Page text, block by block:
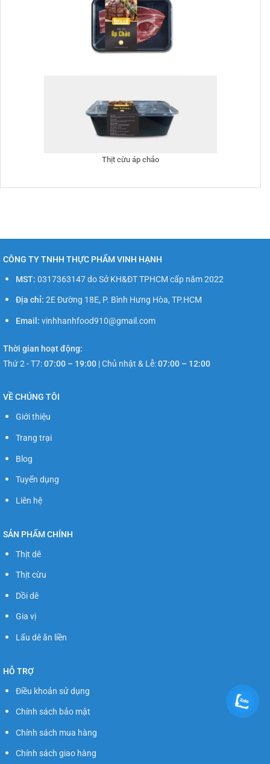
Thịt cừu áp chảo
CÔNG TY TNHH THỰC PHẨM VINH HẠNH
MST: 0317363147 do Sở KH&ĐT TPHCM cấp năm 2022
Địa chỉ: 2E Đường 18E, P. Bình Hưng Hòa, TP.HCM
Email: vinhhanhfood910@gmail.com
Thời gian hoạt động:
Thứ 2 - T7:07:00 – 19:00 |Chủ nhật & Lễ:07:00 – 12:00
VỀ CHÚNG TÔI
Giới thiệu
Trang trại
Blog
Tuyển dụng
Liên hệ
SẢN PHẨM CHÍNH
Thịt dê
Thịt cừu
Dồi dê
Gia vị
Lẩu dê ăn liền
HỖ TRỢ
Điều khoản sử dụng
Chính sách bảo mật
Chính sách mua hàng
Chính sách giao hàng